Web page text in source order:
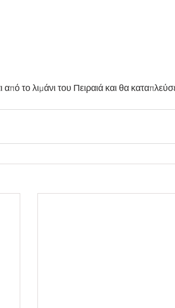
το λιμάνι του Πειραιά και θα